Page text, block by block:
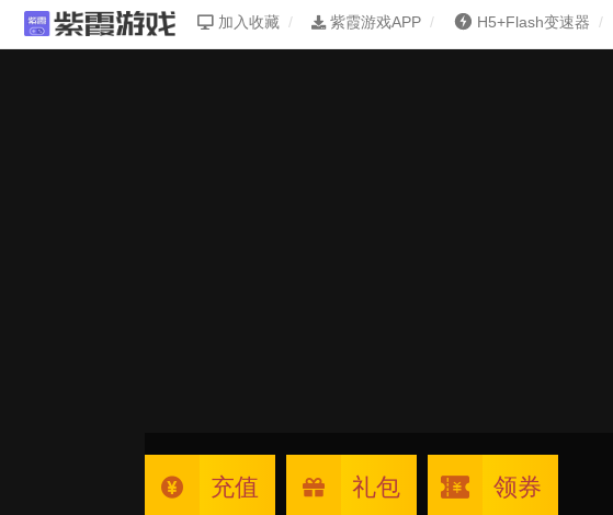
加入收藏 紫霞游戏APP H5+Flash变速器
充值 礼包 领券